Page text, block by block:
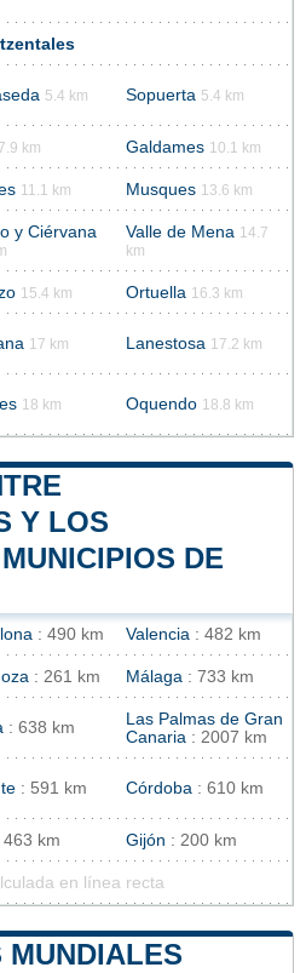
5.4 km Sopuerta 5.4 km
7.9 km Galdames 10.1 km
11.1 km Musques 13.6 km
y Ciérvana Valle de Mena 14.7
km
15.4 km Ortuella 16.3 km
17 km Lanestosa 17.2 km
18 km Oquendo 18.8 km
Y LOS
DE
: 490 km Valencia : 482 km
: 261 km Málaga : 733 km
: 638 km
Las Palmas de Gran
Canaria : 2007 km
: 591 km Córdoba : 610 km
463 km Gijón : 200 km
en línea recta
MUNDIALES